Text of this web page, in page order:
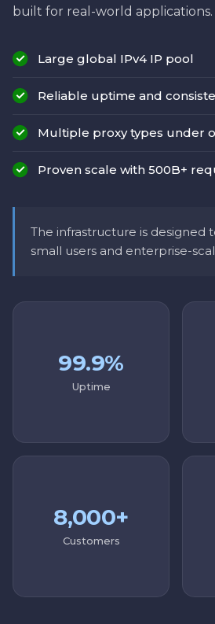
built for real-world applications.
Large global IPv4 IP pool
Reliable uptime and
Multiple proxy types under
Proven scale with 500B+
The infrastructure is designed
small users and enterprise-
99.9%
Uptime
8,000+
Customers